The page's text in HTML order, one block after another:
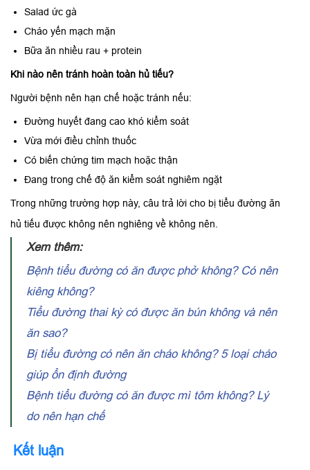
Salad ức gà
Cháo yến mạch mặn
Bữa ăn nhiều rau + protein
Khi nào nên tránh hoàn toàn hủ tiếu?
Người bệnh nên hạn chế hoặc tránh nếu:
Đường huyết đang cao khó kiểm soát
Vừa mới điều chỉnh thuốc
Có biến chứng tim mạch hoặc thận
Đang trong chế độ ăn kiểm soát nghiêm ngặt
Trong những trường hợp này, câu trả lời cho bị tiểu đường ăn
hủ tiếu được không nên nghiêng về không nên.
Xem thêm:
Bệnh tiểu đường có ăn được phở không? Có nên
kiêng không?
Tiểu đường thai kỳ có được ăn bún không và nên
ăn sao?
Bị tiểu đường có nên ăn cháo không? 5 loại cháo
giúp ổn định đường
Bệnh tiểu đường có ăn được mì tôm không? Lý
do nên hạn chế
Kết luận